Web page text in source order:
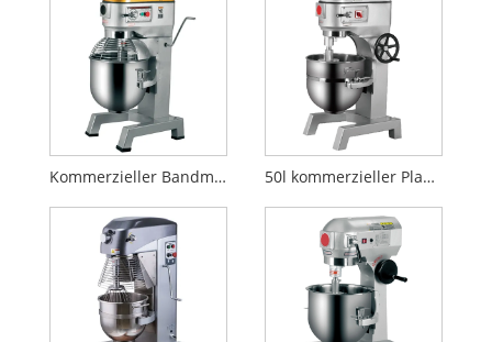
Kommerzieller Bandmischer 50l kommerzieller Planetenmischer